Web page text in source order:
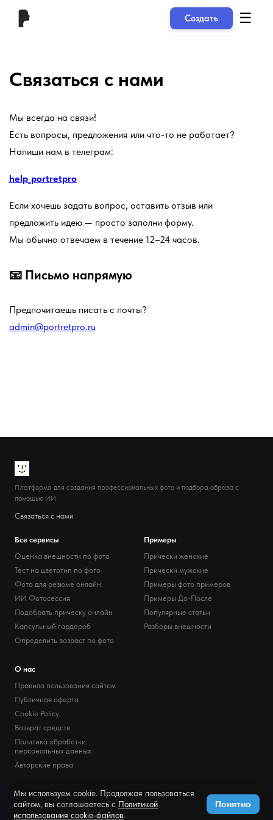
Создать ☰
Связаться с нами
Мы всегда на связи!
Есть вопросы, предложения или что-то не работает?
Напиши нам в телеграм:
help_portretpro
Если хочешь задать вопрос, оставить отзыв или
предложить идею — просто заполни форму.
Мы обычно отвечаем в течение 12–24 часов.
📧 Письмо напрямую
Предпочитаешь писать с почты?
admin@portretpro.ru
Платформа для создания профессиональных фото и подбора образа с
помощью ИИ
Связаться с нами
Все сервисы
Оценка внешности по фото
Тест на цветотип по фото
Фото для резюме онлайн
ИИ Фотосессия
Подобрать прическу онлайн
Капсульный гардероб
Определить возраст по фото
Примеры
Прически женские
Прически мужские
Примеры фото примеров
Примеры До-После
Популярные статьи
Разборы внешности
О нас
Правила пользования сайтом
Публичная оферта
Cookie Policy
Возврат средств
Политика обработки
персональных данных
Авторские права
© 2026 PortretPro.ru admin@portretpro.ru
Мы используем cookie. Продолжая пользоваться
сайтом, вы соглашаетесь с Политикой
использования cookie-файлов.
Понятно